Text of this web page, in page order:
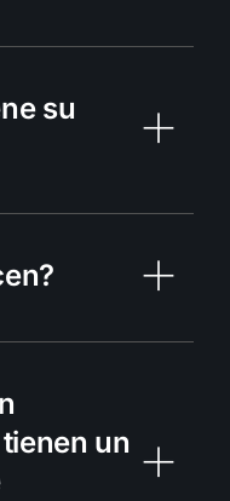
su
un